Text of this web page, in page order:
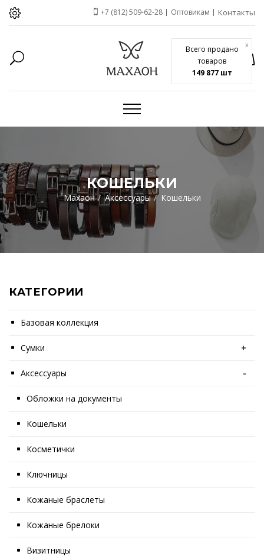
Всего продано
товаров
149 877 шт
x
+7 (812) 509-62-28 Оптовикам Контакты
КОШЕЛЬКИ
Махаон Аксессуары Кошельки
КАТЕГОРИИ
Базовая коллекция
Сумки +
Аксессуары -
Обложки на документы
Кошельки
Косметички
Ключницы
Кожаные браслеты
Кожаные брелоки
Визитницы